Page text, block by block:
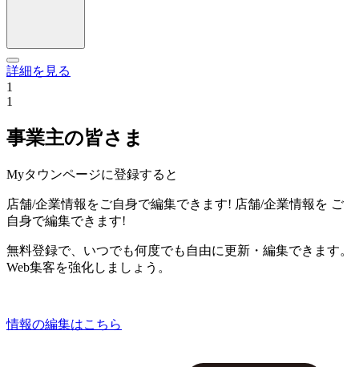
詳細を見る
1
1
事業主の皆さま
Myタウンページに登録すると
店舗/企業情報をご自身で編集できます! 店舗/企業情報を ご
自身で編集できます!
無料登録で、いつでも何度でも自由に更新・編集できます。
Web集客を強化しましょう。
情報の編集はこちら